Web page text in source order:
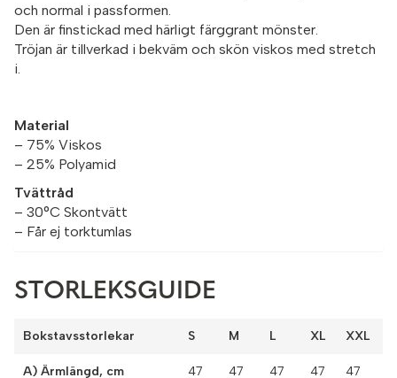
och normal i passformen.
Den är finstickad med härligt färggrant mönster.
Tröjan är tillverkad i bekväm och skön viskos med stretch
i.
Material
– 75% Viskos
– 25% Polyamid
Tvättråd
– 30°C Skontvätt
– Får ej torktumlas
STORLEKSGUIDE
Bokstavsstorlekar S M L XL XXL
A) Ärmlängd, cm 47 47 47 47 47